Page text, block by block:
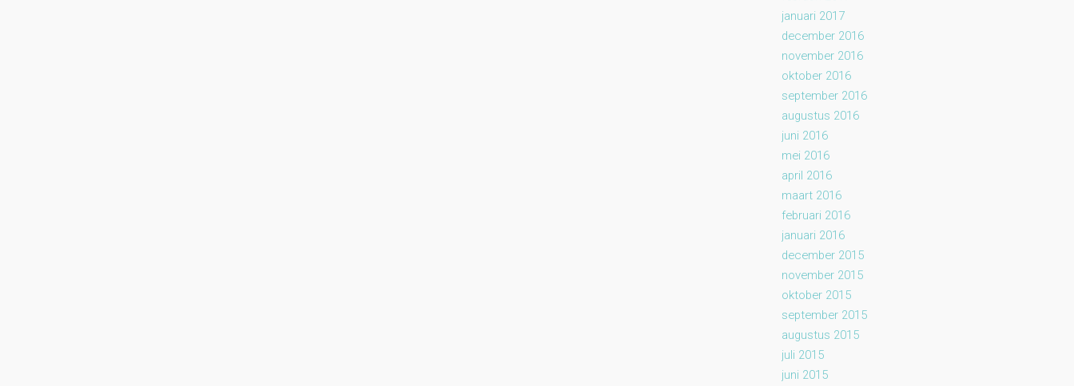
januari 2017
december 2016
november 2016
oktober 2016
september 2016
augustus 2016
juni 2016
mei 2016
april 2016
maart 2016
februari 2016
januari 2016
december 2015
november 2015
oktober 2015
september 2015
augustus 2015
juli 2015
juni 2015